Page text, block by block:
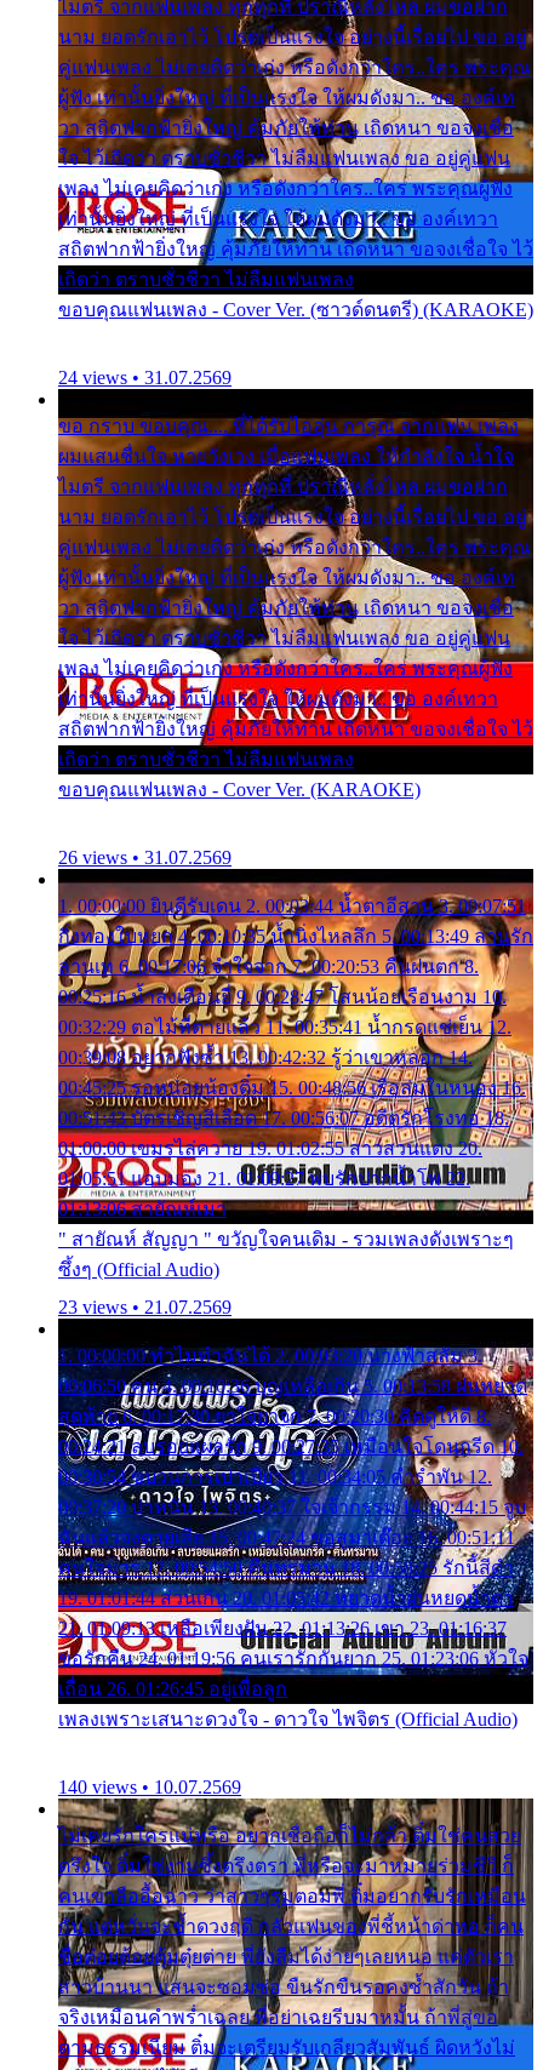
ไมตรี จากแฟนเพลง ทุกทุกที่ ปราณีหลั่งไหล ผมขอฝาก
นาม ยอดรักเอาไว้ โปรดเป็นแรงใจ อย่างนี้เรื่อยไป ขอ อยู่
คู่แฟนเพลง ไม่เคยคิดว่าเก่ง หรือดังกว่าใคร..ใคร พระคุณ
ผู้ฟัง เท่านั้นยิ่งใหญ่ ที่เป็นแรงใจ ให้ผมดังมา.. ขอ องค์เท
วา สถิตฟากฟ้ายิ่งใหญ่ คุ้มภัยให้ท่าน เถิดหนา ขอจงเชื่อ
ใจ ไว้เถิดว่า ตราบชั่วชีวา ไม่ลืมแฟนเพลง ขอ อยู่คู่แฟน
เพลง ไม่เคยคิดว่าเก่ง หรือดังกว่าใคร..ใคร พระคุณผู้ฟัง
เท่านั้นยิ่งใหญ่ ที่เป็นแรงใจ ให้ผมดังมา.. ขอ องค์เทวา
สถิตฟากฟ้ายิ่งใหญ่ คุ้มภัยให้ท่าน เถิดหนา ขอจงเชื่อใจ ไว้
เถิดว่า ตราบชั่วชีวา ไม่ลืมแฟนเพลง
ขอบคุณแฟนเพลง - Cover Ver. (ซาวด์ดนตรี) (KARAOKE)
24 views • 31.07.2569
ขอ กราบ ขอบคุณ.... ที่ได้รับไออุ่น การุณ จากแฟน เพลง
ผมแสนชื่นใจ หายวังเวง เมื่อแฟนเพลง ให้กำลังใจ น้ำใจ
ไมตรี จากแฟนเพลง ทุกทุกที่ ปราณีหลั่งไหล ผมขอฝาก
นาม ยอดรักเอาไว้ โปรดเป็นแรงใจ อย่างนี้เรื่อยไป ขอ อยู่
คู่แฟนเพลง ไม่เคยคิดว่าเก่ง หรือดังกว่าใคร..ใคร พระคุณ
ผู้ฟัง เท่านั้นยิ่งใหญ่ ที่เป็นแรงใจ ให้ผมดังมา.. ขอ องค์เท
วา สถิตฟากฟ้ายิ่งใหญ่ คุ้มภัยให้ท่าน เถิดหนา ขอจงเชื่อ
ใจ ไว้เถิดว่า ตราบชั่วชีวา ไม่ลืมแฟนเพลง ขอ อยู่คู่แฟน
เพลง ไม่เคยคิดว่าเก่ง หรือดังกว่าใคร..ใคร พระคุณผู้ฟัง
เท่านั้นยิ่งใหญ่ ที่เป็นแรงใจ ให้ผมดังมา.. ขอ องค์เทวา
สถิตฟากฟ้ายิ่งใหญ่ คุ้มภัยให้ท่าน เถิดหนา ขอจงเชื่อใจ ไว้
เถิดว่า ตราบชั่วชีวา ไม่ลืมแฟนเพลง
ขอบคุณแฟนเพลง - Cover Ver. (KARAOKE)
26 views • 31.07.2569
1. 00:00:00 ยินดีรับเดน 2. 00:03:44 น้ำตาอีสาน 3. 00:07:51
กิ่งทองใบหยก 4. 00:10:35 น้ำนิ่งไหลลึก 5. 00:13:49 ลานรัก
ลานเท 6. 00:17:06 จำใจจาก 7. 00:20:53 คืนฝนตก 8.
00:25:16 น้ำลงเดือนยี่ 9. 00:28:47 โสนน้อยเรือนงาม 10.
00:32:29 ตอไม้ที่ตายแล้ว 11. 00:35:41 น้ำกรดแช่เย็น 12.
00:39:08 อยากฟังซ้ำ 13. 00:42:32 รู้ว่าเขาหลอก 14.
00:45:25 รอหน่อยน้องติ๋ม 15. 00:48:56 เรือล่มในหนอง 16.
00:51:43 บัตรเชิญสีเลือด 17. 00:56:07 อดีตรักโรงทอ 18.
01:00:00 เขมรไล่ควาย 19. 01:02:55 สาวสวนแตง 20.
01:05:51 แอบมอง 21. 01:09:27 พบรักปากน้ำโพ 22.
01:13:06 สายัณห์เมา
" สายัณห์ สัญญา " ขวัญใจคนเดิม - รวมเพลงดังเพราะๆ
ซึ้งๆ (Official Audio)
23 views • 21.07.2569
1. 00:00:00 ทำไมทำฉันได้ 2. 00:03:20 นางฟ้าสลัม 3.
00:06:50 คน 4. 00:10:36 บุญเหลือเกิน 5. 00:13:58 ฝนหยาด
สุดท้าย 6. 00:17:30 ยาใจยาจก 7. 00:20:30 คิดดูให้ดี 8.
00:24:21 ลบรอยแผลรัก 9. 00:27:35 เหมือนใจโดนกรีด 10.
00:30:54 ขบวนการเปาเปียว 11. 00:34:05 คำรำพัน 12.
00:37:20 ปาหนัน 13. 00:40:37 ใจเจ้ากรรม 14. 00:44:15 จูบ
ฉันแล้วจงตายเสีย 15. 00:47:24 ขอสูมาเต๊อะ 16. 00:51:11
คนใจมาร 17. 00:54:50 คืนทรมาน 18. 00:58:25 รักนี้สีดำ
19. 01:01:44 ส่วนเกิน 20. 01:05:42 หยาดน้ำฝนหยดน้ำตา
21. 01:09:13 เหลือเพียงฝัน 22. 01:13:26 เขา 23. 01:16:37
ขอรักคืน 24. 01:19:56 คนเรารักกันยาก 25. 01:23:06 หัวใจ
เถื่อน 26. 01:26:45 อยู่เพื่อลูก
เพลงเพราะเสนาะดวงใจ - ดาวใจ ไพจิตร (Official Audio)
140 views • 10.07.2569
ไม่เคยรักใครแน่หรือ อยากเชื่อถือก็ไม่กล้า ติ๋มใช่คนสวย
ตรึงใจ ติ๋มใช่งามซึ้งตรึงตรา พี่หรือจะมาหมายร่วมชีวี ก็
คนเขาลืออื้อฉาว ว่าสาวๆรุมตอมพี่ ติ๋มอยากรับรักเหมือน
กัน แต่หวั่นจะช้ำดวงฤดี กลัวแฟนของพี่ชี้หน้าด่าทอ ก็คน
ชื่อต๋อยต้อยตุ้มตุ๋ยต่าย พี่ยังลืมได้ง่ายๆเลยหนอ แค่ตัวเรา
สาวบ้านนา แสนจะซอมซ่อ ขืนรักขืนรอคงช้ำสักวัน ถ้า
จริงเหมือนคำพร่ำเฉลย พี่อย่าเฉยรีบมาหมั้น ถ้าพี่สู่ขอ
ตามธรรมเนียม ติ๋มจะเตรียมรับเกลียวสัมพันธ์ ผิดหวังไม่